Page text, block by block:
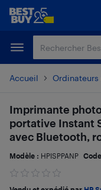
Passer
principal
Passer
Accueil
Imprimante
portative Instant
avec Bluetooth,
Modèle : HPISPPANP